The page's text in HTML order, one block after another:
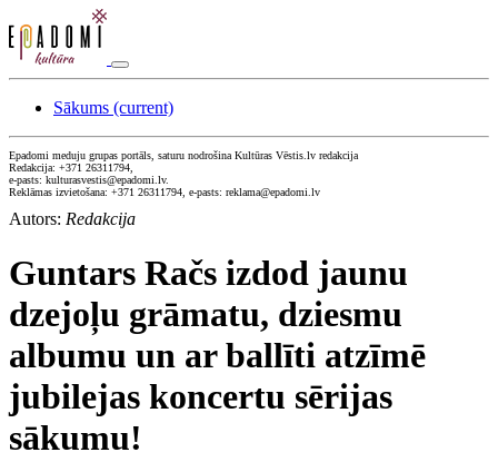
Sākums (current)
Epadomi meduju grupas portāls, saturu nodrošina Kultūras Vēstis.lv redakcija
Redakcija: +371 26311794,
e-pasts: kulturasvestis@epadomi.lv.
Reklāmas izvietošana: +371 26311794, e-pasts: reklama@epadomi.lv
Autors: Redakcija
Guntars Račs izdod jaunu
dzejoļu grāmatu, dziesmu
albumu un ar ballīti atzīmē
jubilejas koncertu sērijas
sākumu!